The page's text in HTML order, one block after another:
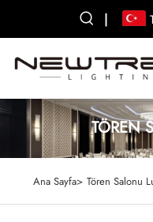
|
TÖREN
Ana Sayfa> Tören Salonu